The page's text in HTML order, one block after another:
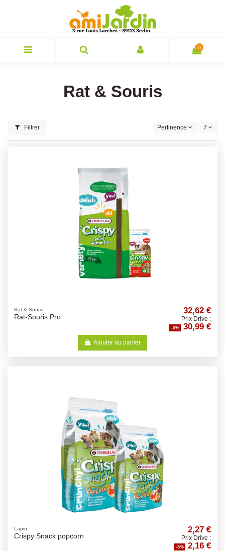
0
Rat & Souris
Filtrer Pertinence 7
Rat & Souris
Rat-Souris Pro
32,62 €
Prix Drive :
-5% 30,99 €
Ajouter au panier
Lapin
Crispy Snack popcorn
2,27 €
Prix Drive :
-5% 2,16 €